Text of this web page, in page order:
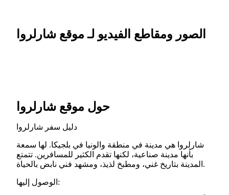
الصور ومقاطع الفيديو لـ موقع شارلروا
حول موقع شارلروا
دليل سفر شارلروا
شارلروا هي مدينة في منطقة والونيا في بلجيكا. لها سمعة
بأنها مدينة صناعية، لكنها تقدم الكثير للمسافرين. تتمتع
المدينة بتاريخ غني، ومطبخ لذيذ، ومشهد فني نابض بالحياة.
الوصول إليها: